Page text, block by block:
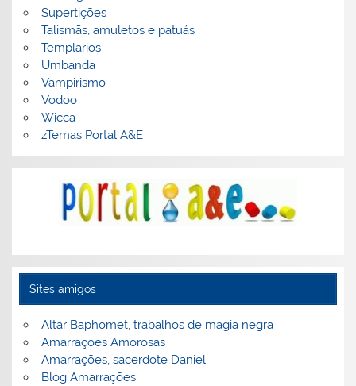
Supertições
Talismãs, amuletos e patuás
Templarios
Umbanda
Vampirismo
Vodoo
Wicca
zTemas Portal A&E
Sites amigos
Altar Baphomet, trabalhos de magia negra
Amarrações Amorosas
Amarrações, sacerdote Daniel
Blog Amarrações